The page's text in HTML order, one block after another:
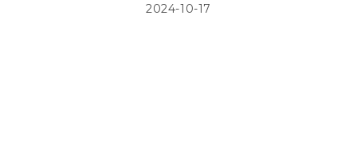
2024-10-17